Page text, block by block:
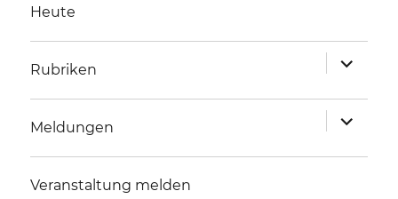
Heute
Rubriken
anzeigen
Meldungen
anzeigen
Veranstaltung melden